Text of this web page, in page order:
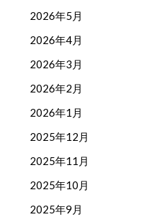
2026年5月
2026年4月
2026年3月
2026年2月
2026年1月
2025年12月
2025年11月
2025年10月
2025年9月